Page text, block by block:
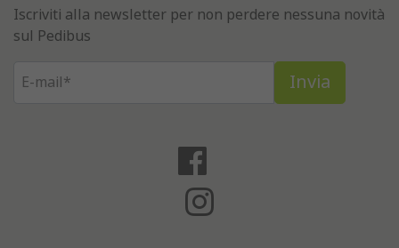
Iscriviti alla newsletter per non perdere nessuna novità
sul Pedibus